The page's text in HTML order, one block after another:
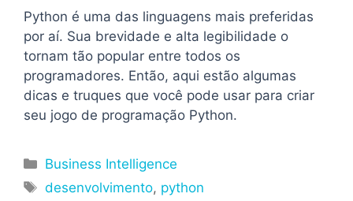
Python é uma das linguagens mais preferidas
por aí. Sua brevidade e alta legibilidade o
tornam tão popular entre todos os
programadores. Então, aqui estão algumas
dicas e truques que você pode usar para criar
seu jogo de programação Python.
Categorias
Business Intelligence
Tags
desenvolvimento, python